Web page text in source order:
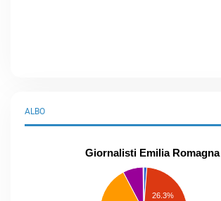
ALBO
Giornalisti Emilia Romagna
26.3%